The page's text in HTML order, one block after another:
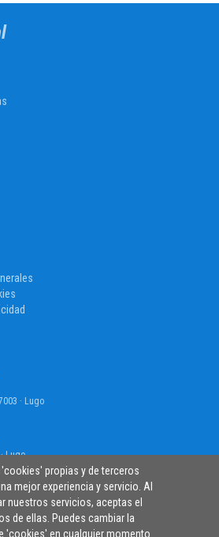
'cookies' propias y de terceros
mejor experiencia y servicio. Al
nuestros servicios, aceptas el
de ellas. Puedes cambiar la
'cookies' en cualquier momento.
· Lugo
Lugo